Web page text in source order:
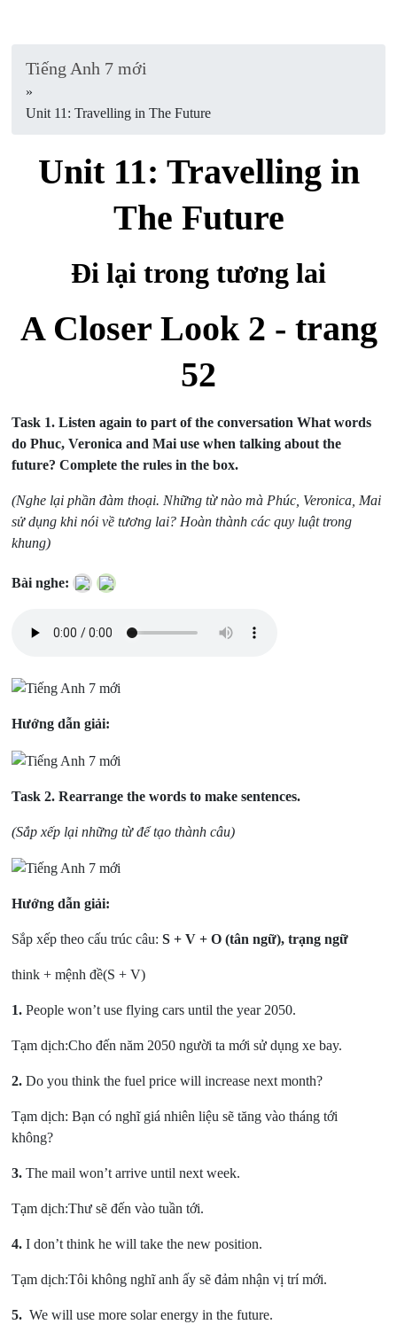
Tiếng Anh 7 mới
»
Unit 11: Travelling in The Future
Unit 11: Travelling in
The Future
Đi lại trong tương lai
A Closer Look 2 - trang
52
Task 1. Listen again to part of the conversation What words
do Phuc, Veronica and Mai use when talking about the
future? Complete the rules in the box.
(Nghe lại phần đàm thoại. Những từ nào mà Phúc, Veronica, Mai
sử dụng khi nói về tương lai? Hoàn thành các quy luật trong
khung)
Bài nghe:
Hướng dẫn giải:
Task 2.Rearrange the words to make sentences.
(Sắp xếp lại những từ để tạo thành câu)
Hướng dẫn giải:
Sắp xếp theo cấu trúc câu: S + V + O (tân ngữ), trạng ngữ
think + mệnh đề(S + V)
1. People won’t use flying cars until the year 2050.
Tạm dịch:Cho đến năm 2050 người ta mới sử dụng xe bay.
2. Do you think the fuel price will increase next month?
Tạm dịch: Bạn có nghĩ giá nhiên liệu sẽ tăng vào tháng tới
không?
3. The mail won’t arrive until next week.
Tạm dịch:Thư sẽ đến vào tuần tới.
4. I don’t think he will take the new position.
Tạm dịch:Tôi không nghĩ anh ấy sẽ đảm nhận vị trí mới.
5. We will use more solar energy in the future.